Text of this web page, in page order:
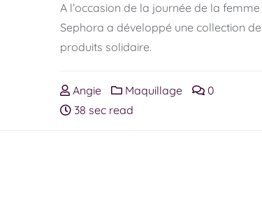
A l’occasion de la journée de la femme
Sephora a développé une collection de
produits solidaire.
Angie Maquillage
0
38 sec read